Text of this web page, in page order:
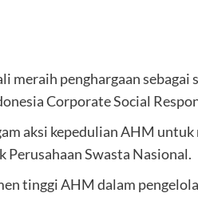
penghargaan
Corporate Social
aksi kepedulian AHM
Swasta Nasional.
tinggi AHM dalam